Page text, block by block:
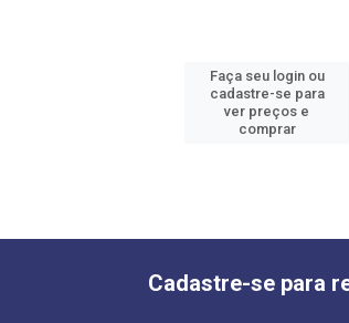
Faça seu login ou
cadastre-se para
ver preços e
comprar
Cadastre-se para